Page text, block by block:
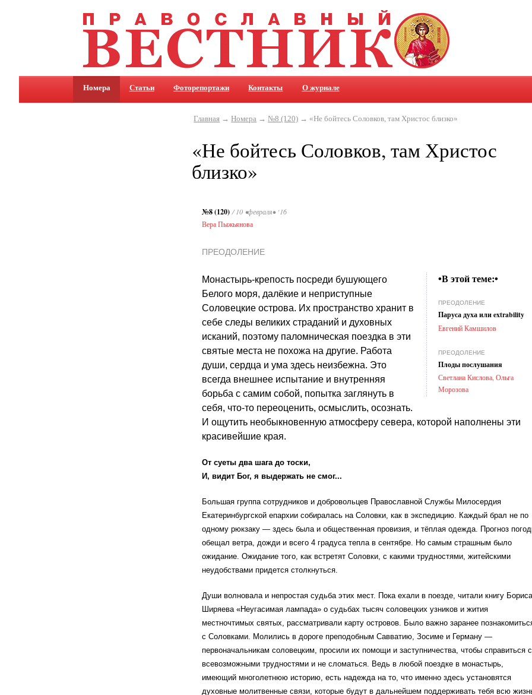
Номера Статьи Фоторепортажи Контакты О журнале
Главная →Номера →№8 (120) → «Не бойтесь Соловков, там Христос близко»
«Не бойтесь Соловков, там Христос
близко»
№8 (120) / 10 •февраля• ‘16
Вера Пыжьянова
ПРЕОДОЛЕНИЕ
•В этой теме:•
ПРЕОДОЛЕНИЕ
Паруса духа или extrability
Евгений Камшилов
ПРЕОДОЛЕНИЕ
Плоды послушания
Светлана Кислова, Ольга
Морозова
Монастырь-крепость посреди бушующего
Белого моря, далёкие и неприступные
Соловецкие острова. Их пространство хранит в
себе следы великих страданий и духовных
исканий, поэтому паломническая поездка в эти
святые места не похожа на другие. Работа
души, сердца и ума здесь неизбежна. Это
всегда внешнее испытание и внутренняя
борьба с самим собой, попытка заглянуть в
себя, что-то переоценить, осмыслить, осознать.
И ощутить необыкновенную атмосферу севера, которой наполнены эти
красивейшие края.
От суеты два шага до тоски,
И, видит Бог, я выдержать не смог...
Большая группа сотрудников и добровольцев Православной Службы Милосердия
Екатеринбургской епархии собиралась на Соловки, как в экспедицию. Каждый брал не по
одному рюкзаку — здесь была и общественная провизия, и тёплая одежда. Прогноз
обещал ветра, дожди и всего 4 градуса тепла в сентябре. Но самым страшным было
ожидание. Ожидание того, как встретят Соловки, с какими трудностями, житейскими
неудобствами придется столкнуться.
Души волновала и непростая судьба этих мест. Пока ехали в поезде, читали книгу Бориса
Ширяева «Неугасимая лампада» о судьбах тысяч соловецких узников и жития
местночтимых святых, рассматривали карту островов. Было важно заранее
с Соловками. Молились в дороге преподобным Савватию, Зосиме и Герману —
первоначальникам cоловецким, просили их помощи и заступничества, чтобы справиться
всевозможными трудностями и не сломаться. Ведь в любой поездке в монастырь,
имеющий многолетнюю историю, есть надежда на то, что именно здесь установятся
духовные молитвенные связи, которые будут в дальнейшем поддерживать тебя всю